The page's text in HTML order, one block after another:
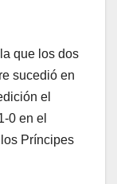
que los dos
sucedió en
el
0 en el
Príncipes